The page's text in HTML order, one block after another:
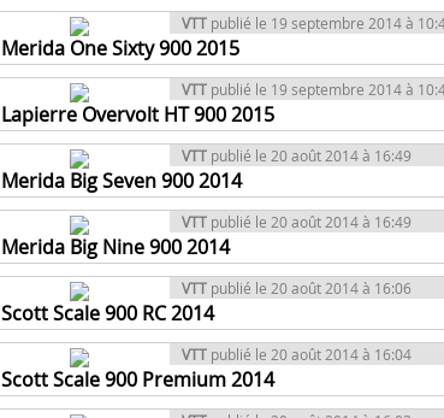
VTT publié le 19 septembre 2014 à
Merida One Sixty 900 2015
VTT publié le 19 septembre 2014 à
Lapierre Overvolt HT 900 2015
VTT publié le 20 août 2014 à 16:49
Merida Big Seven 900 2014
VTT publié le 20 août 2014 à 16:49
Merida Big Nine 900 2014
VTT publié le 20 août 2014 à 16:06
Scott Scale 900 RC 2014
VTT publié le 20 août 2014 à 16:04
Scott Scale 900 Premium 2014